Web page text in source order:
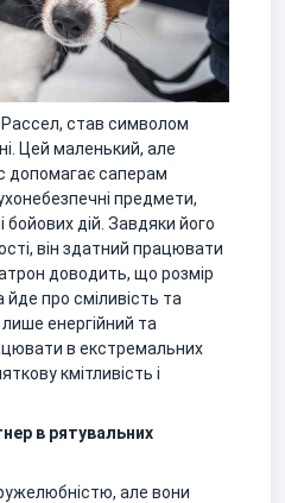
став символом
Цей маленький, але
допомагає саперам
предмети,
бойових дій. Завдяки його
він здатний працювати
доводить, що розмір
про сміливість та
енергійний та
в екстремальних
кмітливість і
в рятувальних
але вони